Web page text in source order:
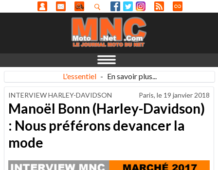
L'essentiel - En savoir plus...
INTERVIEW HARLEY-DAVIDSON Paris, le 19 janvier 2018
Manoël Bonn (Harley-Davidson)
: Nous préférons devancer la
mode